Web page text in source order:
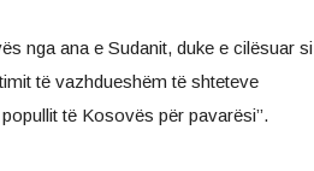
nga ana e Sudanit, duke e cilësuar si
të vazhdueshëm të shteteve
të Kosovës për pavarësi’’.